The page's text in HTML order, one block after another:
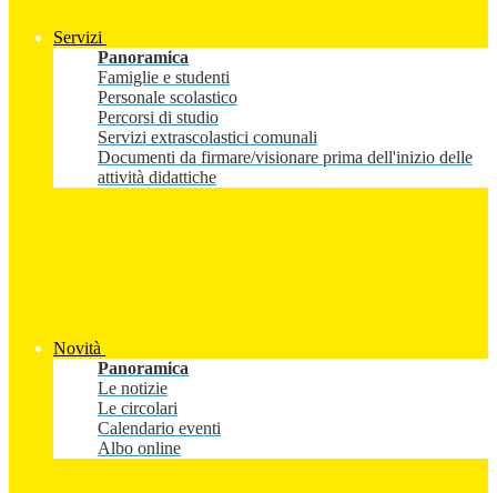
Servizi
Panoramica
Famiglie e studenti
Personale scolastico
Percorsi di studio
Servizi extrascolastici comunali
Documenti da firmare/visionare prima dell'inizio delle
attività didattiche
Novità
Panoramica
Le notizie
Le circolari
Calendario eventi
Albo online